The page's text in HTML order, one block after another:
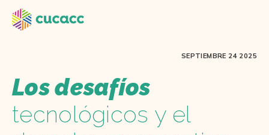
SEPTIEMBRE 24 2025
Los desafíos
tecnológicos y el